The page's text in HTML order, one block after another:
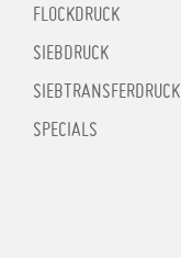
FLOCKDRUCK
SIEBDRUCK
SIEBTRANSFERDRUCK
SPECIALS